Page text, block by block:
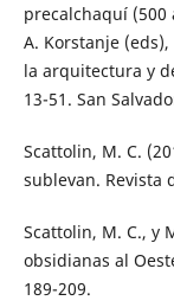
precalchaquí (500
A. Korstanje
la arquitectura y
13-51. San
Scattolin, M. C.
sublevan. Revista
Scattolin, M. C., y
obsidianas al
189-209.